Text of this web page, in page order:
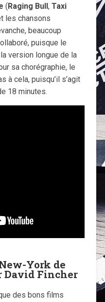
(Raging Bull, Taxi
les chansons
beaucoup
puisque le
version longue de la
sa chorégraphie, le
à cela, puisqu’il s’agit
18 minutes.
York de
David Fincher
des bons films